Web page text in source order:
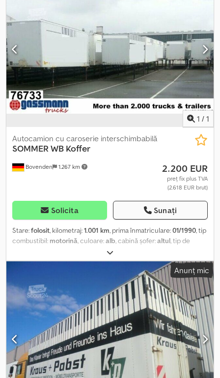
1 / 1
Bovenden 1.267 km
Autocamion cu caroserie interschimbabilă
SOMMER WB Koffer
2.200 EUR
preț fix plus TVA
(2.618 EUR brut)
Solicita Sunați
Stare:folosit, kilometraj:1.001 km, prima înmatriculare:01/1990, tip
combustibil: motorină, culoare:alb, cabină șofer:altul, tip de
, lungimea spațiului de încărcare:
spațiului de încărcare:2.430 mm, înălțime spațiu de încărcare:
, Locație vehicul: Bovenden, uși
portal Construcție: caroserie tip cutie pentru mobilă INFORMAȚII
DESPRE ACCESORII FĂRĂ GARANȚIE, modificări, vânzare
intermediară și erori rezervate! Cjdpfx Ahsi Rrixomerf
Anunț mic